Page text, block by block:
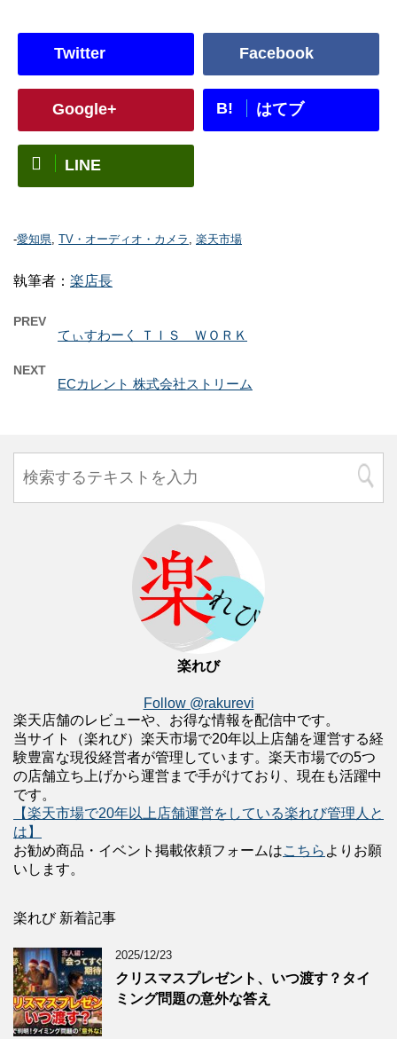
Twitter Facebook
Google+ B! はてブ
LINE
-愛知県, TV・オーディオ・カメラ , 楽天市場
執筆者： 楽店長
PREV
てぃすわーく ＴＩＳ ＷＯＲＫ
NEXT
ECカレント 株式会社ストリーム
楽れび
Follow @rakurevi
楽天店舗のレビューや、お得な情報を配信中です。
当サイト（楽れび）楽天市場で20年以上店舗を運営する経
験豊富な現役経営者が管理しています。楽天市場での5つ
の店舗立ち上げから運営まで手がけており、現在も活躍中
です。
【楽天市場で20年以上店舗運営をしている楽れび管理人と
は】
お勧め商品・イベント掲載依頼フォームはこちら よりお願
いします。
楽れび 新着記事
2025/12/23
クリスマスプレゼント、いつ渡す？タイ
ミング問題の意外な答え